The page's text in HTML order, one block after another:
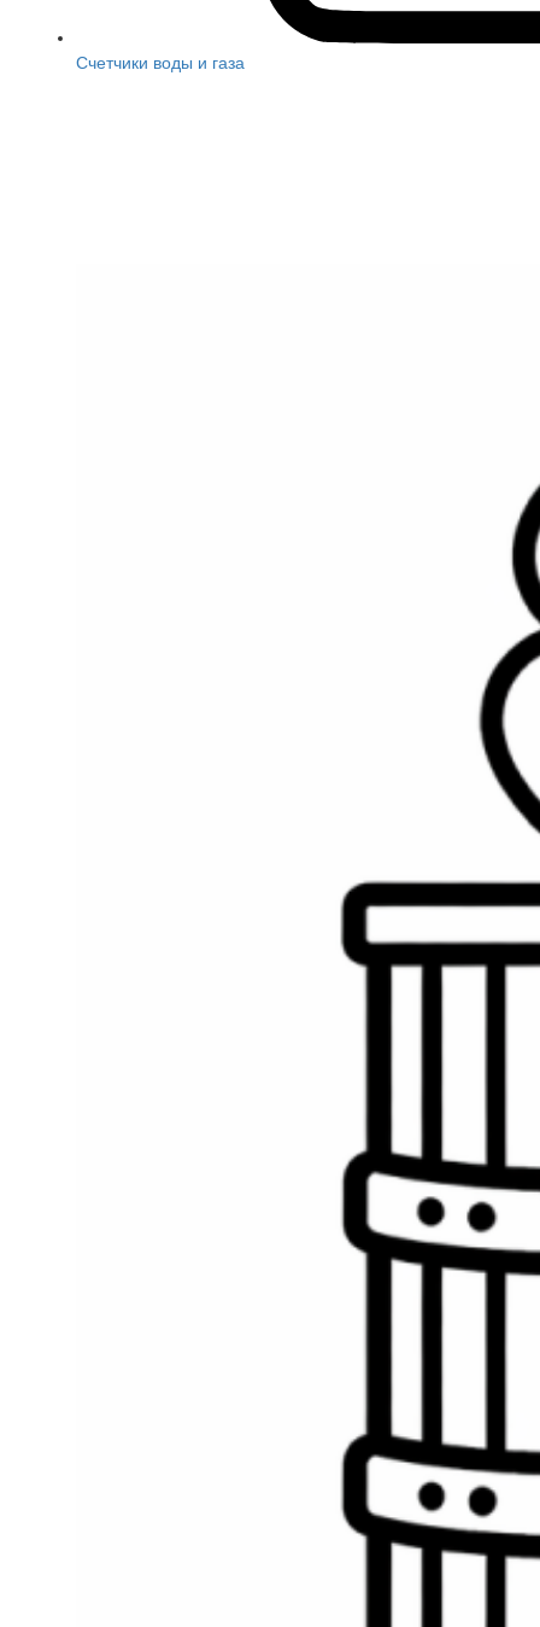
Счетчики воды и газа